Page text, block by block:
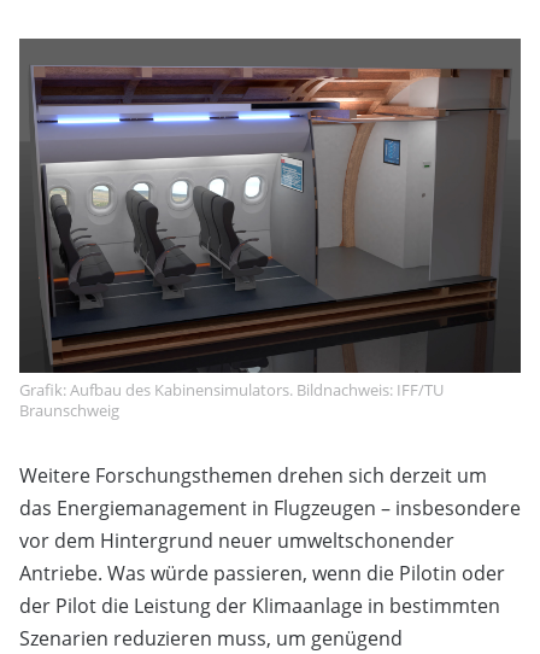
Grafik: Aufbau des Kabinensimulators. Bildnachweis: IFF/TU
Braunschweig
Weitere Forschungsthemen drehen sich derzeit um
das Energiemanagement in Flugzeugen – insbesondere
vor dem Hintergrund neuer umweltschonender
Antriebe. Was würde passieren, wenn die Pilotin oder
der Pilot die Leistung der Klimaanlage in bestimmten
Szenarien reduzieren muss, um genügend